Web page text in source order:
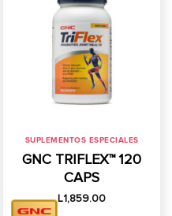
SUPLEMENTOS ESPECIALES
GNC TRIFLEX™ 120
CAPS
L1,859.00